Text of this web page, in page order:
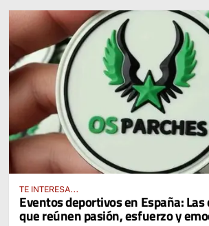
TE INTERESA...
Eventos deportivos en España:
que reúnen pasión, esfuerzo y